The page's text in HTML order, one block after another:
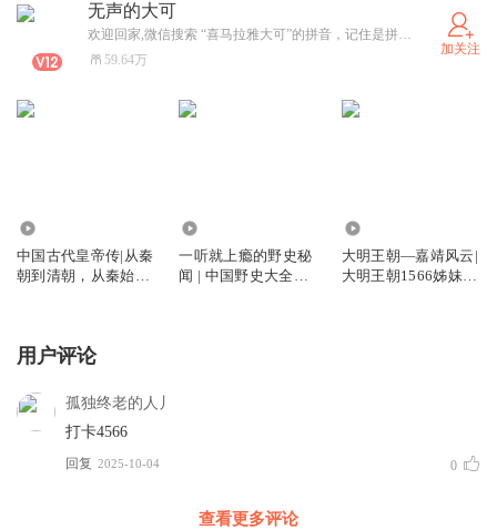
无声的大可
欢迎回家,微信搜索 “喜马拉雅大可”的拼音，记住是拼音哦。
59.64万
加关注
中国古代皇帝传|从秦
朝到清朝，从秦始皇
一听就上瘾的野史秘
闻 | 中国野史大全集 |
大明王朝—嘉靖风云|
大明王朝1566姊妹
用户评论
孤独终老的人丿
打卡4566
回复 2025-10-04 0
查看更多评论